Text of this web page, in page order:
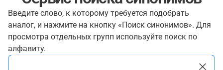
Введите слово, к которому требуется подобрать
аналог, и нажмите на кнопку «Поиск синонимов». Для
просмотра отдельных групп используйте поиск по
алфавиту.